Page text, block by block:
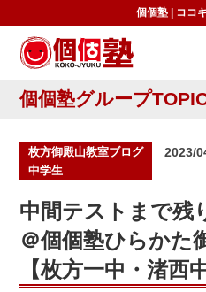
個個塾| ココ
個個塾グループ
投2023/
枚方御殿山教室ブログ
中学生
中間テストまで残
＠個個塾ひらか
【枚方一中・渚西中